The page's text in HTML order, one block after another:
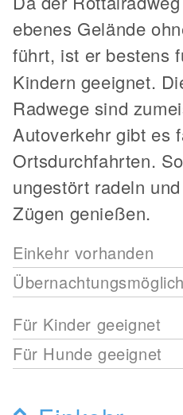
ebenes Gelände
führt, ist er bestens
Kindern geeignet.
Radwege sind
Autoverkehr gibt es
Ortsdurchfahrten.
ungestört radeln
Zügen genießen.
Einkehr vorhanden
Für Kinder geeignet
Für Hunde geeignet